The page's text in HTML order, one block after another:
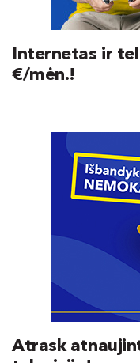
Internetas ir
€/mėn.!
Atrask